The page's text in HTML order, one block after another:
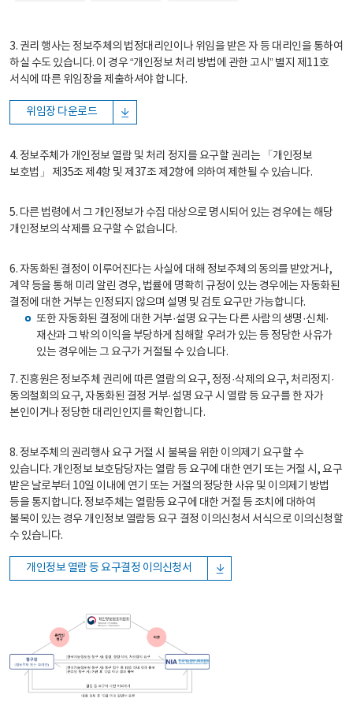
3. 권리 행사는 정보주체의 법정대리인이나 위임을 받은 자 등 대리인을 통하여
하실 수도 있습니다. 이 경우 “개인정보 처리 방법에 관한 고시” 별지 제11호
서식에 따른 위임장을 제출하셔야 합니다.
위임장 다운로드
4. 정보주체가 개인정보 열람 및 처리 정지를 요구할 권리는 「개인정보
보호법」 제35조 제4항 및 제37조 제2항에 의하여 제한될 수 있습니다.
5. 다른 법령에서 그 개인정보가 수집 대상으로 명시되어 있는 경우에는 해당
개인정보의 삭제를 요구할 수 없습니다.
6. 자동화된 결정이 이루어진다는 사실에 대해 정보주체의 동의를 받았거나,
계약 등을 통해 미리 알린 경우, 법률에 명확히 규정이 있는 경우에는 자동화된
결정에 대한 거부는 인정되지 않으며 설명 및 검토 요구만 가능합니다.
또한 자동화된 결정에 대한 거부·설명 요구는 다른 사람의 생명·신체·
재산과 그 밖의 이익을 부당하게 침해할 우려가 있는 등 정당한 사유가
있는 경우에는 그 요구가 거절될 수 있습니다.
7. 진흥원은 정보주체 권리에 따른 열람의 요구, 정정·삭제의 요구, 처리정지·
동의철회의 요구, 자동화된 결정 거부·설명 요구 시 열람 등 요구를 한 자가
본인이거나 정당한 대리인인지를 확인합니다.
8. 정보주체의 권리행사 요구 거절 시 불복을 위한 이의제기 요구할 수
있습니다. 개인정보 보호담당자는 열람 등 요구에 대한 연기 또는 거절 시, 요구
받은 날로부터 10일 이내에 연기 또는 거절의 정당한 사유 및 이의제기 방법
등을 통지합니다. 정보주체는 열람등 요구에 대한 거절 등 조치에 대하여
불복이 있는 경우 개인정보 열람등 요구 결정 이의신청서 서식으로 이의신청할
수 있습니다.
개인정보 열람 등 요구결정 이의신청서